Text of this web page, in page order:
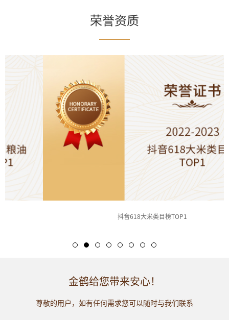
荣誉资质
抖音618大米类目榜TOP1
金鹤给您带来安心！
尊敬的用户，如有任何需求您可以随时与我们联系